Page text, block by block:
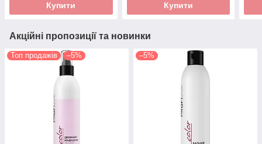
Купити Купити
Акційні пропозиції та новинки
Топ продажів –5% –5%